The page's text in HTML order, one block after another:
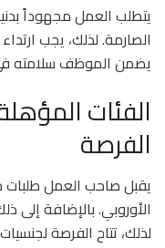
يتطلب العمل مجهوداً
الصارمة. لذلك، يجب
يضمن الموظف سلامته
الفئات
الفرصة
يقبل صاحب العمل طلبات
الأوروبي. بالإضافة إلى
لذلك، تتاح الفرصة